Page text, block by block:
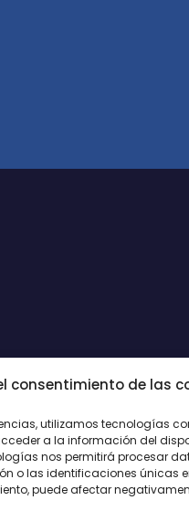
consentimiento de las
utilizamos tecnologías
a la información del
nos permitirá procesar
o las identificaciones únicas
puede afectar
CONTACTO